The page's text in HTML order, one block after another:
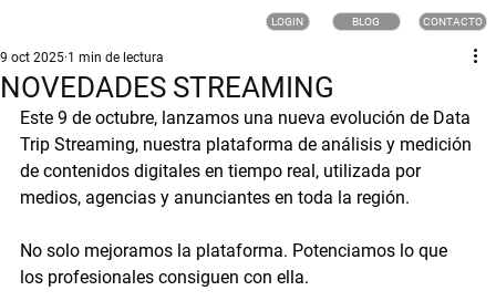
LOGIN CONTACTO
BLOG
NOVEDADES STREAMING
9 oct 2025 1 min de lectura
Este 9 de octubre, lanzamos una nueva evolución de Data
Trip Streaming, nuestra plataforma de análisis y medición
de contenidos digitales en tiempo real, utilizada por
medios, agencias y anunciantes en toda la región.
No solo mejoramos la plataforma. Potenciamos lo que
los profesionales consiguen con ella.